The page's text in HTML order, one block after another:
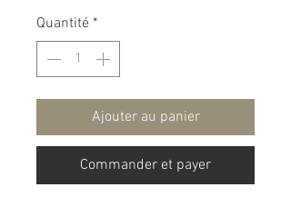
Quantité *
Ajouter au panier
Commander et payer